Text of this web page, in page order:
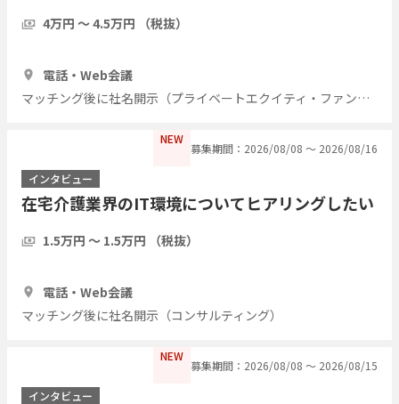
4万円 〜 4.5万円 （税抜）
電話・Web会議
マッチング後に社名開示（プライベートエクイティ・ファンド）
NEW
募集期間：2026/08/08 〜 2026/08/16
インタビュー
在宅介護業界のIT環境についてヒアリングしたい
1.5万円 〜 1.5万円 （税抜）
電話・Web会議
マッチング後に社名開示（コンサルティング）
NEW
募集期間：2026/08/08 〜 2026/08/15
インタビュー